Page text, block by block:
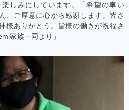
しみにしています。「希望の車い
、ご厚意に心から感謝します。皆さ
様ありがとう。皆様の働きが祝福さ
家族一同より」